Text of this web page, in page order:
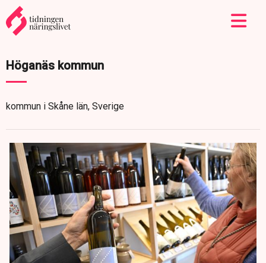
Höganäs kommun
kommun i Skåne län, Sverige